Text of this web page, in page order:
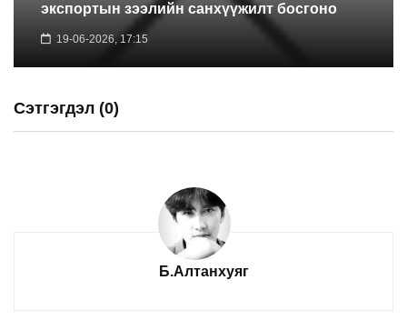
экспортын зээлийн санхүүжилт босгоно
19-06-2026, 17:15
Сэтгэгдэл (0)
Б.Алтанхуяг